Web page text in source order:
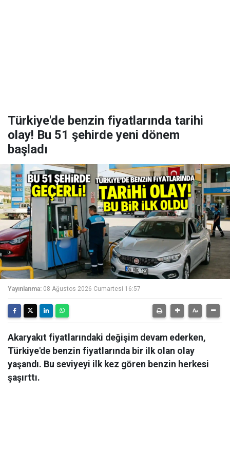
Türkiye'de benzin fiyatlarında tarihi
olay! Bu 51 şehirde yeni dönem
başladı
Yayınlanma: 08 Ağustos 2026 Cumartesi 16:57
Akaryakıt fiyatlarındaki değişim devam ederken,
Türkiye'de benzin fiyatlarında bir ilk olan olay
yaşandı. Bu seviyeyi ilk kez gören benzin herkesi
şaşırttı.